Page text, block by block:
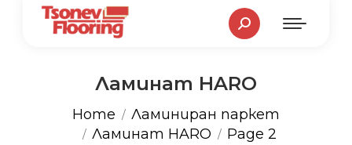
Search:
Ламинат HARO
You are here:
Home
Ламиниран паркет
Ламинат HARO
Page 2